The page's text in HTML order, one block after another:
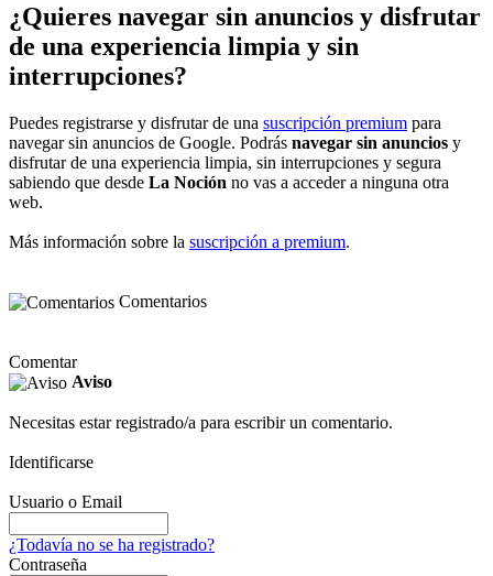
¿Quieres navegar sin anuncios y disfrutar
de una experiencia limpia y sin
interrupciones?
Puedes registrarse y disfrutar de una suscripción premium para
navegar sin anuncios de Google. Podrás navegar sin anuncios y
disfrutar de una experiencia limpia, sin interrupciones y segura
sabiendo que desde La Noción no vas a acceder a ninguna otra
web.
Más información sobre la suscripción a premium.
Comentarios
Comentar
Aviso
Necesitas estar registrado/a para escribir un comentario.
Identificarse
Usuario o Email
¿Todavía no se ha registrado?
Contraseña